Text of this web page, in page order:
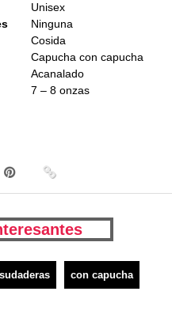
Unisex
Ninguna
Cosida
Capucha con capucha
Acanalado
7 – 8 onzas
sudaderas con capucha